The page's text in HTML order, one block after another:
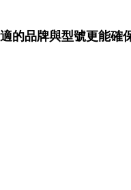
的品牌與型號更能